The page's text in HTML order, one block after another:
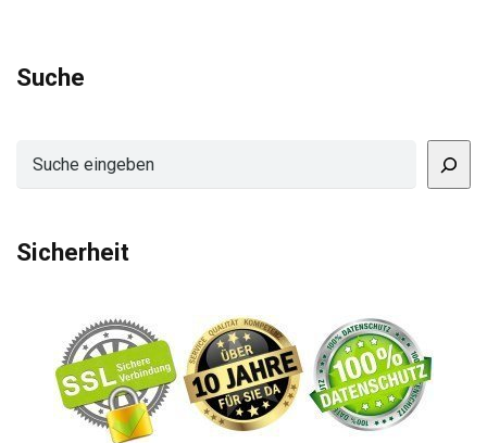
Suche
Sicherheit